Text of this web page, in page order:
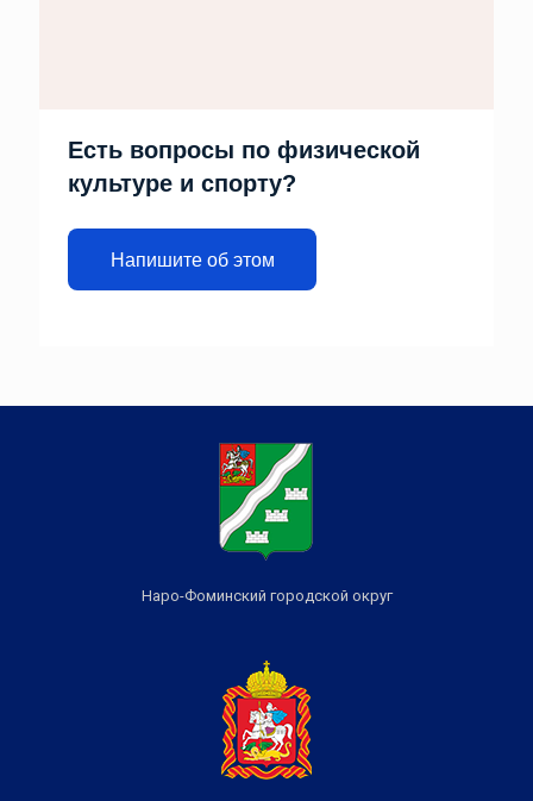
Есть вопросы по физической
культуре и спорту?
Напишите об этом
Наро-Фоминский городской округ